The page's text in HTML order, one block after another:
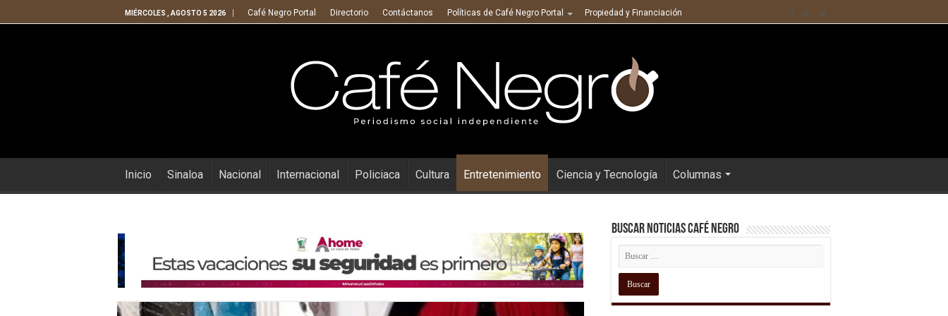
MIÉRCOLES , AGOSTO 5 2026 Café Negro Portal Directorio Contáctanos Políticas de Café Negro Portal Propiedad y Financiación
Inicio Sinaloa Nacional Internacional Policiaca Cultura Entretenimiento Ciencia y Tecnología Columnas
Buscar Noticias Café Negro